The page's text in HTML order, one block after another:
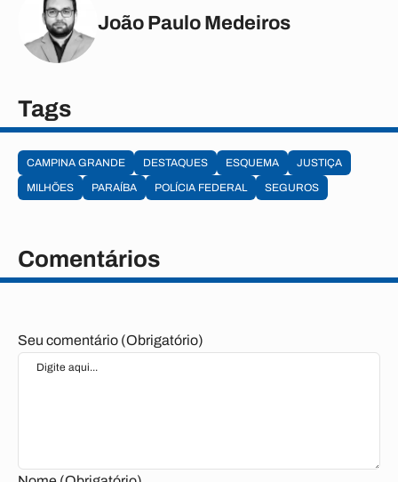
João Paulo Medeiros
Tags
CAMPINA GRANDE DESTAQUES ESQUEMA
JUSTIÇA
MILHÕES
PARAÍBA POLÍCIA FEDERAL SEGUROS
Comentários
Seu comentário (Obrigatório)